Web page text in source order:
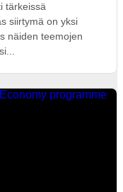
tärkeissä
siirtymä on yksi
näiden teemojen